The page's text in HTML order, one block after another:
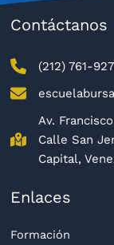
Contáctanos
(212) 761-
Av.
Calle San
Capital,
Enlaces
Formación